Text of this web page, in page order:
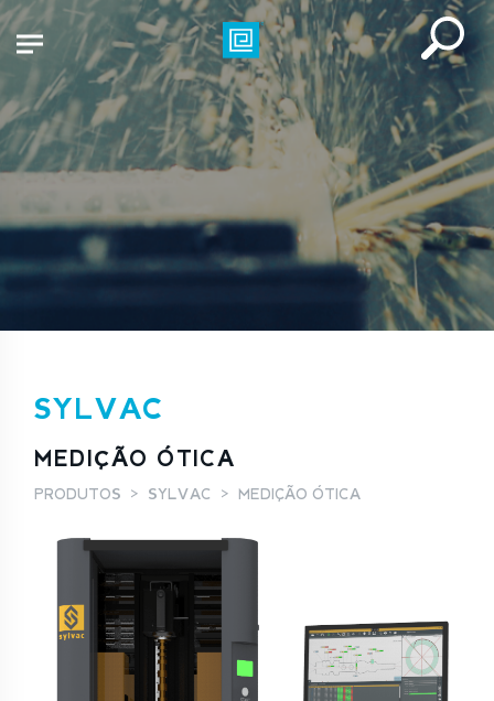
SYLVAC
MEDIÇÃO ÓTICA
PRODUTOS SYLVAC MEDIÇÃO ÓTICA